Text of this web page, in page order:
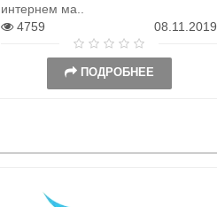
интернем ма..
4759
08.11.2019
ПОДРОБНЕЕ